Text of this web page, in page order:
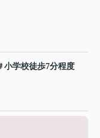
小学校徒歩7分程度